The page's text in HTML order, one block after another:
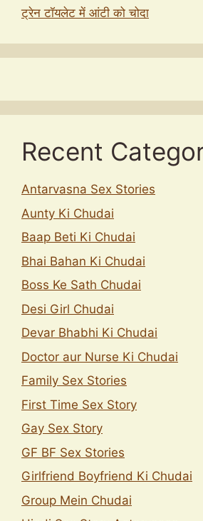
ट्रेन टॉयलेट में आंटी को चोदा
Recent
Antarvasna Sex Stories
Aunty Ki Chudai
Baap Beti Ki Chudai
Bhai Bahan Ki Chudai
Boss Ke Sath Chudai
Desi Girl Chudai
Devar Bhabhi Ki Chudai
Doctor aur Nurse Ki Chudai
Family Sex Stories
First Time Sex Story
Gay Sex Story
GF BF Sex Stories
Girlfriend Boyfriend Ki Chudai
Group Mein Chudai